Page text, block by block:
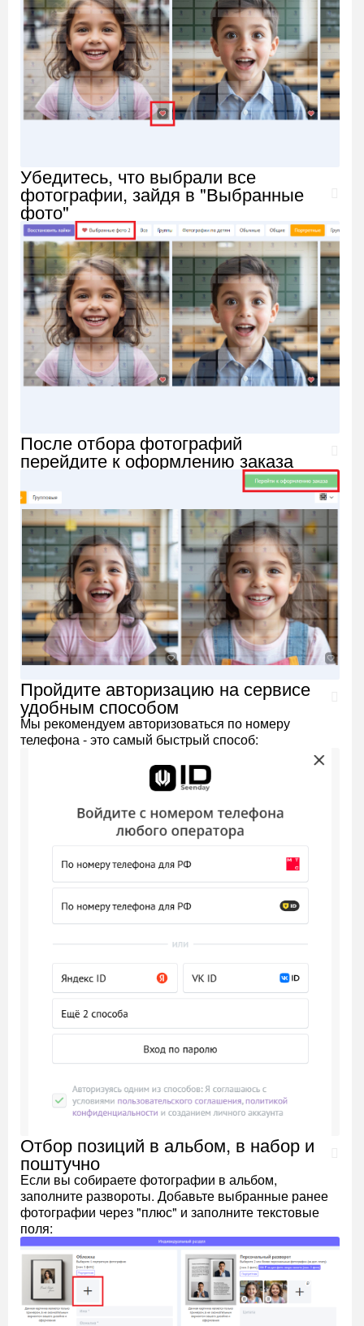
Убедитесь, что выбрали все
фотографии, зайдя в "Выбранные
фото"
После отбора фотографий
перейдите к оформлению заказа
Пройдите авторизацию на сервисе
удобным способом
Мы рекомендуем авторизоваться по номеру
телефона - это самый быстрый способ:
Отбор позиций в альбом, в набор и
поштучно
Если вы собираете фотографии в альбом,
заполните развороты. Добавьте выбранные ранее
фотографии через "плюс" и заполните текстовые
поля: